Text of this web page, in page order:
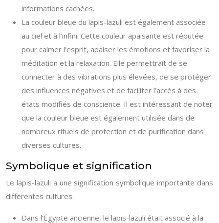
informations cachées.
La couleur bleue du lapis-lazuli est également associée
au ciel et à l’infini. Cette couleur apaisante est réputée
pour calmer l’esprit, apaiser les émotions et favoriser la
méditation et la relaxation. Elle permettrait de se
connecter à des vibrations plus élevées, de se protéger
des influences négatives et de faciliter l’accès à des
états modifiés de conscience. Il est intéressant de noter
que la couleur bleue est également utilisée dans de
nombreux rituels de protection et de purification dans
diverses cultures.
Symbolique et signification
Le lapis-lazuli a une signification symbolique importante dans
différentes cultures.
Dans l’Égypte ancienne, le lapis-lazuli était associé à la